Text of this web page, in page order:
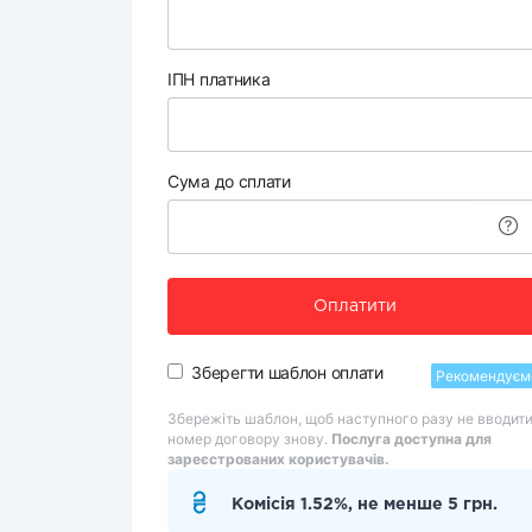
ІПН платника
Сума до сплати
Оплатити
Зберегти шаблон оплати
Збережіть шаблон, щоб наступного разу не вводити
номер договору знову. Послуга доступна для
зареєстрованих користувачів.
Комісія 1.52%, не менше 5 грн.